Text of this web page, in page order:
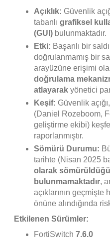
Açıklık: Güvenlik
tabanlı grafiksel
(GUI) bulunmaktadır.
Etki: Başarılı bir
doğrulanmamış bir
arayüzüne erişimi
doğrulama
atlayarak yönetici
Keşif: Güvenlik
(Daniel Rozeboom,
geliştirme ekibi)
raporlanmıştır.
Sömürü Durumu:
tarihte (Nisan 2025
olarak
bulunmamaktadır,
açıklarının geçmişte
önüne alındığında
Etkilenen Sürümler:
FortiSwitch 7.6.0